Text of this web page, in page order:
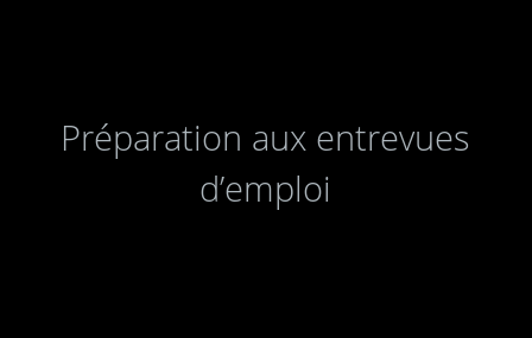
Préparation aux entrevues
d’emploi